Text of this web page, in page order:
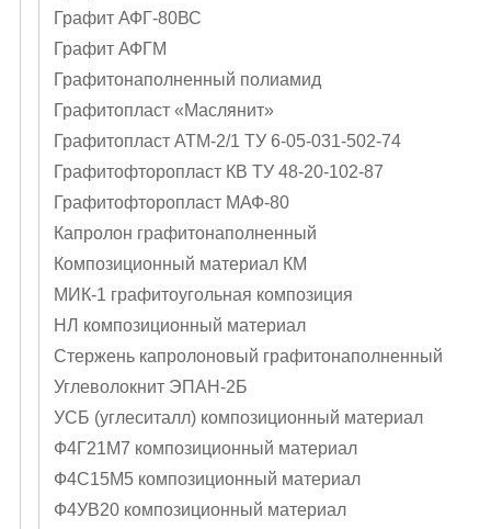
Графит АФГ-80ВС
Графит АФГМ
Графитонаполненный полиамид
Графитопласт «Маслянит»
Графитопласт АТМ-2/1 ТУ 6-05-031-502-74
Графитофторопласт КВ ТУ 48-20-102-87
Графитофторопласт МАФ-80
Капролон графитонаполненный
Композиционный материал КМ
МИК-1 графитоугольная композиция
НЛ композиционный материал
Стержень капролоновый графитонаполненный
Углеволокнит ЭПАН-2Б
УСБ (углеситалл) композиционный материал
Ф4Г21М7 композиционный материал
Ф4С15М5 композиционный материал
Ф4УВ20 композиционный материал